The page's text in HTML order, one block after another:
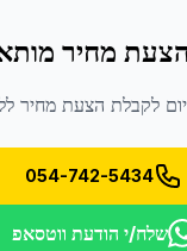
מחיר
לקבלת הצעת מחיר
054-742-5434
שלח/י הודעת ווטסאפ